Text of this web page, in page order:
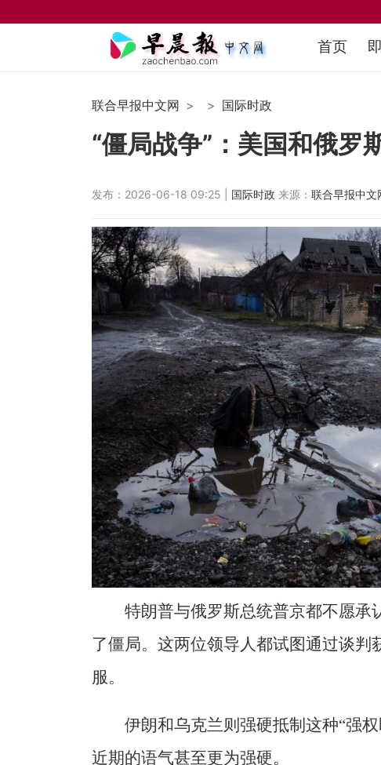
首页
联合早报中文网 国际时政
“僵局战争”：美国和俄罗
发布：2026-06-18 09:25 | 国际时政 来源： 联合早报中文
特朗普与俄罗斯总统普京都不愿承
了僵局。这两位领导人都试图通过谈判
服。
伊朗和乌克兰则强硬抵制这种“强
近期的语气甚至更为强硬。